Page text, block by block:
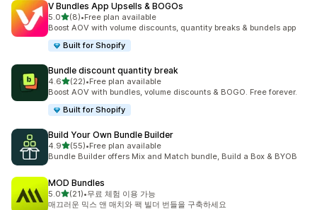
V Bundles App Upsells & BOGOs
5.0별 5개 중
(8)
총 리뷰 8개
•Free plan available
Boost AOV with volume discounts, quantity breaks & bundels app
Built for Shopify
Bundle discount quantity break
4.6별 5개 중
(22)
총 리뷰 22개
•Free plan available
Boost AOV with bundles, volume discounts & BOGO. Free forever.
Built for Shopify
Build Your Own Bundle Builder
4.9별 5개 중
(55)
총 리뷰 55개
•Free plan available
Bundle Builder offers Mix and Match bundle, Build a Box & BYOB
MOD Bundles
5.0별 5개 중
(21)
총 리뷰 21개
•무료 체험 이용 가능
매끄러운 믹스 앤 매치와 팩 빌더 번들을 구축하세요